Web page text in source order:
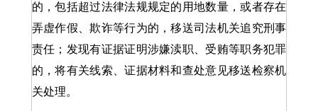
的，包括超过法律法规规定的用地数量，或者存在
弄虚作假、欺诈等行为的，移送司法机关追究刑事
责任；发现有证据证明涉嫌渎职、受贿等职务犯罪
的，将有关线索、证据材料和查处意见移送检察机
关处理。